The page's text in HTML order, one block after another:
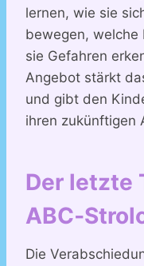
lernen, wie sie
bewegen, welche
sie Gefahren
Angebot stärkt
und gibt den
ihren zukünftigen
Der letzte
Die